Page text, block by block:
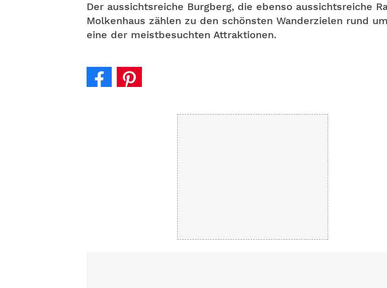
Der aussichtsreiche Burgberg, die ebenso aussichtsreiche
Molkenhaus zählen zu den schönsten Wanderzielen rund
eine der meistbesuchten Attraktionen.